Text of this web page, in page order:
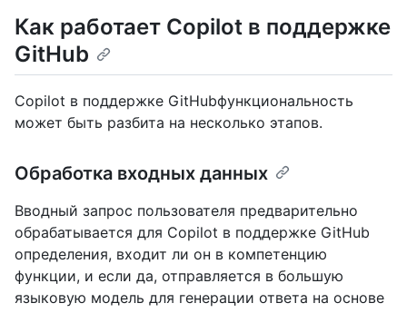
Как работает Copilot в поддержке
GitHub
Copilot в поддержке GitHubфункциональность
может быть разбита на несколько этапов.
Обработка входных данных
Вводный запрос пользователя предварительно
обрабатывается для Copilot в поддержке GitHub
определения, входит ли он в компетенцию
функции, и если да, отправляется в большую
языковую модель для генерации ответа на основе